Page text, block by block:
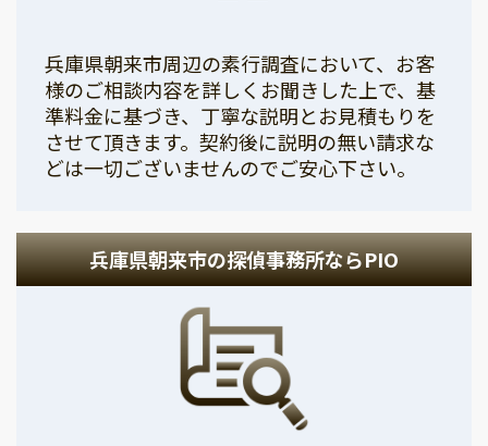
兵庫県朝来市周辺の素行調査において、お客
様のご相談内容を詳しくお聞きした上で、基
準料金に基づき、丁寧な説明とお見積もりを
させて頂きます。契約後に説明の無い請求な
どは一切ございませんのでご安心下さい。
兵庫県朝来市の探偵事務所ならPIO